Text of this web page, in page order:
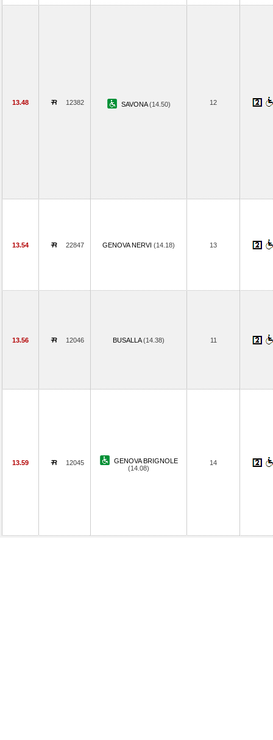
13.48 12382 SAVONA(14.50) 12
13.54 22847 GENOVA NERVI (14.18) 13
13.56 12046 BUSALLA(14.38) 11
13.59 12045
GENOVA BRIGNOLE
(14.08)
14